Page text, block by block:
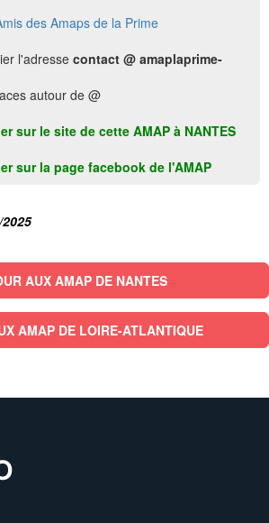
des Amaps de la Prime
l'adresse contact @ amaplaprime-
autour de @
sur le site de cette AMAP à NANTES
sur la page facebook de l'AMAP
AUX AMAP DE NANTES
AMAP DE LOIRE-ATLANTIQUE